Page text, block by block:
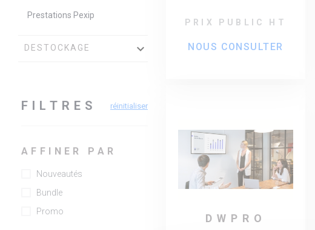
Prestations Pexip
DESTOCKAGE keyboard_arrow_down
FILTRES réinitialiser
AFFINER PAR
Nouveautés
Bundle
Promo
PRIX PUBLIC HT
NOUS CONSULTER
DWPRO